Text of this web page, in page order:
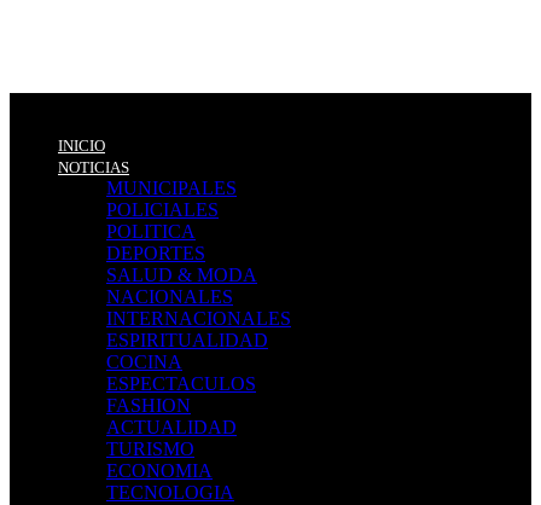
INICIO
NOTICIAS
MUNICIPALES
POLICIALES
POLITICA
DEPORTES
SALUD & MODA
NACIONALES
INTERNACIONALES
ESPIRITUALIDAD
COCINA
ESPECTACULOS
FASHION
ACTUALIDAD
TURISMO
ECONOMIA
TECNOLOGIA